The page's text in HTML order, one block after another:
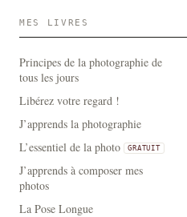
MES LIVRES
Principes de la photographie de
tous les jours
Libérez votre regard !
J’apprends la photographie
L’essentiel de la photo
GRATUIT
J’apprends à composer mes
photos
La Pose Longue